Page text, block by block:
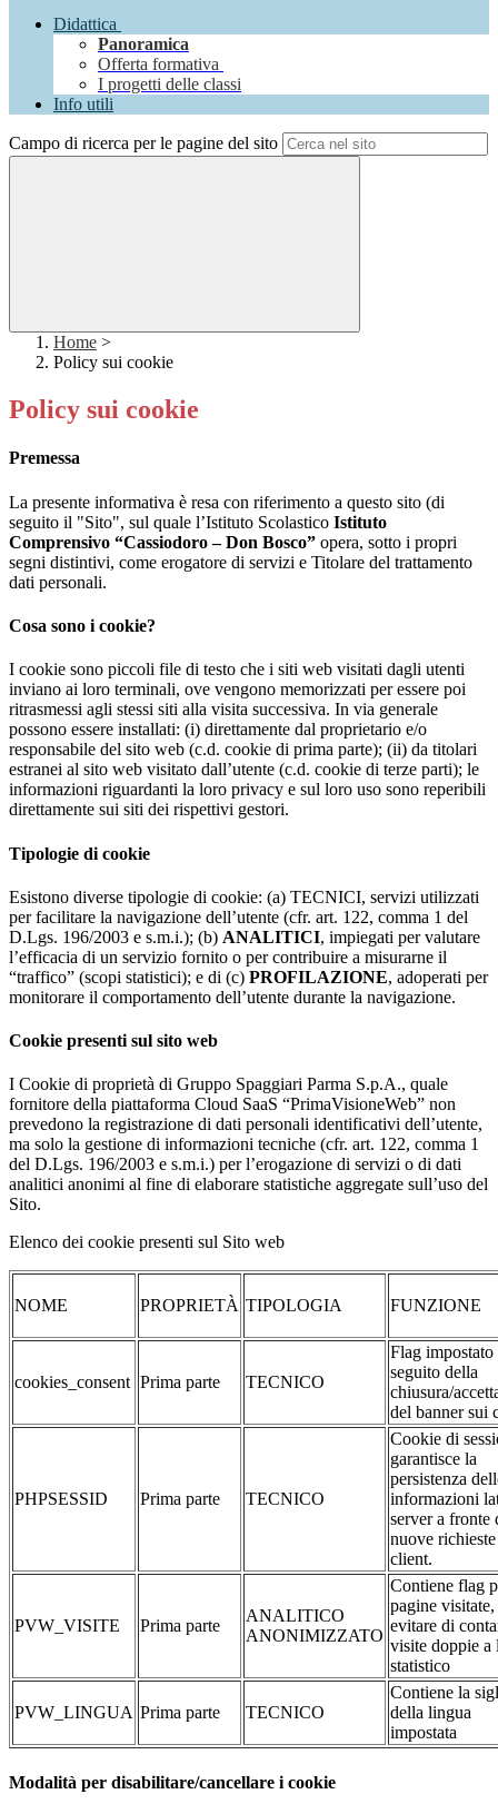
Didattica
Panoramica
Offerta formativa
I progetti delle classi
Info utili
Campo di ricerca per le pagine del sito
Home >
Policy sui cookie
Policy sui cookie
Premessa
La presente informativa è resa con riferimento a questo sito (di
seguito il "Sito", sul quale l’Istituto Scolastico Istituto
Comprensivo “Cassiodoro – Don Bosco” opera, sotto i propri
segni distintivi, come erogatore di servizi e Titolare del trattamento
dati personali.
Cosa sono i cookie?
I cookie sono piccoli file di testo che i siti web visitati dagli utenti
inviano ai loro terminali, ove vengono memorizzati per essere poi
ritrasmessi agli stessi siti alla visita successiva. In via generale
possono essere installati: (i) direttamente dal proprietario e/o
responsabile del sito web (c.d. cookie di prima parte); (ii) da titolari
estranei al sito web visitato dall’utente (c.d. cookie di terze parti); le
informazioni riguardanti la loro privacy e sul loro uso sono reperibili
direttamente sui siti dei rispettivi gestori.
Tipologie di cookie
Esistono diverse tipologie di cookie: (a) TECNICI, servizi utilizzati
per facilitare la navigazione dell’utente (cfr. art. 122, comma 1 del
D.Lgs. 196/2003 e s.m.i.); (b) ANALITICI, impiegati per valutare
l’efficacia di un servizio fornito o per contribuire a misurarne il
“traffico” (scopi statistici); e di (c) PROFILAZIONE, adoperati per
monitorare il comportamento dell’utente durante la navigazione.
Cookie presenti sul sito web
I Cookie di proprietà di Gruppo Spaggiari Parma S.p.A., quale
fornitore della piattaforma Cloud SaaS “PrimaVisioneWeb” non
prevedono la registrazione di dati personali identificativi dell’utente,
ma solo la gestione di informazioni tecniche (cfr. art. 122, comma 1
del D.Lgs. 196/2003 e s.m.i.) per l’erogazione di servizi o di dati
analitici anonimi al fine di elaborare statistiche aggregate sull’uso del
Sito.
Elenco dei cookie presenti sul Sito web
NOME PROPRIETÀ TIPOLOGIA FUNZIONE
cookies_consent Prima parte TECNICO
Flag impostato
seguito della
chiusura/
del banner sui
PHPSESSID Prima parte TECNICO
Cookie di
garantisce la
persistenza
informazioni
server a fronte
nuove
client.
PVW_VISITE Prima parte
ANALITICO
ANONIMIZZATO
Contiene flag
pagine visitate,
evitare di
visite doppie a
statistico
PVW_LINGUA Prima parte TECNICO
Contiene la
della lingua
impostata
Modalità per disabilitare/cancellare i cookie